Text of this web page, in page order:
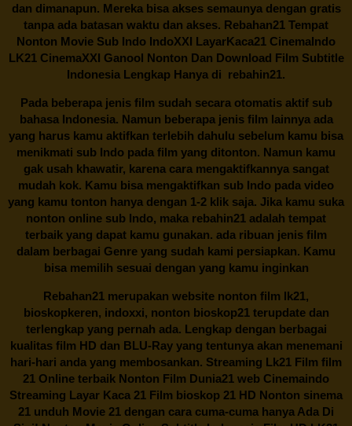
dan dimanapun. Mereka bisa akses semaunya dengan gratis
tanpa ada batasan waktu dan akses. Rebahan21 Tempat
Nonton Movie Sub Indo IndoXXI LayarKaca21 CinemaIndo
LK21 CinemaXXI Ganool Nonton Dan Download Film Subtitle
Indonesia Lengkap Hanya di rebahin21.
Pada beberapa jenis film sudah secara otomatis aktif sub
bahasa Indonesia. Namun beberapa jenis film lainnya ada
yang harus kamu aktifkan terlebih dahulu sebelum kamu bisa
menikmati sub Indo pada film yang ditonton. Namun kamu
gak usah khawatir, karena cara mengaktifkannya sangat
mudah kok. Kamu bisa mengaktifkan sub Indo pada video
yang kamu tonton hanya dengan 1-2 klik saja. Jika kamu suka
nonton online sub Indo, maka rebahin21 adalah tempat
terbaik yang dapat kamu gunakan. ada ribuan jenis film
dalam berbagai Genre yang sudah kami persiapkan. Kamu
bisa memilih sesuai dengan yang kamu inginkan
Rebahan21 merupakan website nonton film lk21,
bioskopkeren, indoxxi, nonton bioskop21 terupdate dan
terlengkap yang pernah ada. Lengkap dengan berbagai
kualitas film HD dan BLU-Ray yang tentunya akan menemani
hari-hari anda yang membosankan. Streaming Lk21 Film film
21 Online terbaik Nonton Film Dunia21 web Cinemaindo
Streaming Layar Kaca 21 Film bioskop 21 HD Nonton sinema
21 unduh Movie 21 dengan cara cuma-cuma hanya Ada Di